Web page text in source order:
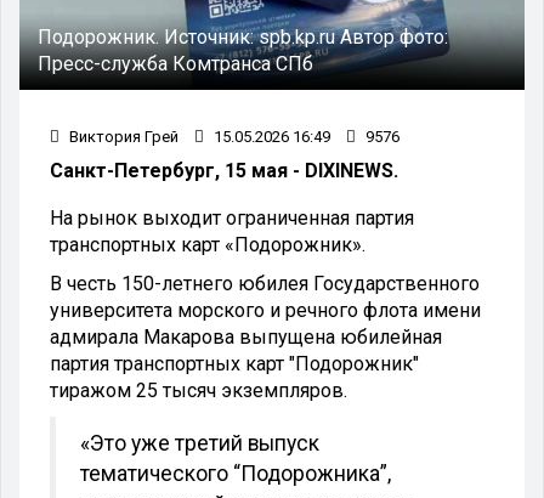
Подорожник.Источник:spb.kp.ruАвтор фото:
Пресс-служба Комтранса СПб
Виктория Грей 15.05.2026 16:49 9576
Санкт-Петербург, 15 мая - DIXINEWS.
На рынок выходит ограниченная партия
транспортных карт «Подорожник».
В честь 150-летнего юбилея Государственного
университета морского и речного флота имени
адмирала Макарова выпущена юбилейная
партия транспортных карт "Подорожник"
тиражом 25 тысяч экземпляров.
«Это уже третий выпуск
тематического “Подорожника”,